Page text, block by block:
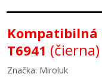
Kompatibilná
T6941 (čierna)
Značka: Miroluk